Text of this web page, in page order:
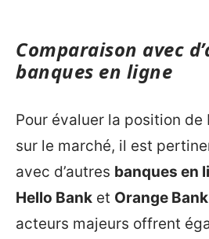
Comparaison avec
banques en ligne
Pour évaluer la position de
sur le marché, il est
avec d’autres banques en
Hello Bank et Orange Bank
acteurs majeurs offrent